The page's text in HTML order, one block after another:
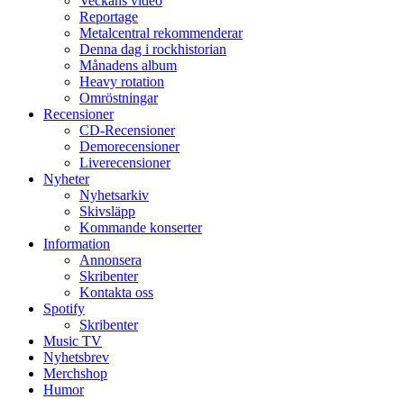
Reportage
Metalcentral rekommenderar
Denna dag i rockhistorian
Månadens album
Heavy rotation
Omröstningar
Recensioner
CD-Recensioner
Demorecensioner
Liverecensioner
Nyheter
Nyhetsarkiv
Skivsläpp
Kommande konserter
Information
Annonsera
Skribenter
Kontakta oss
Spotify
Skribenter
Music TV
Nyhetsbrev
Merchshop
Humor